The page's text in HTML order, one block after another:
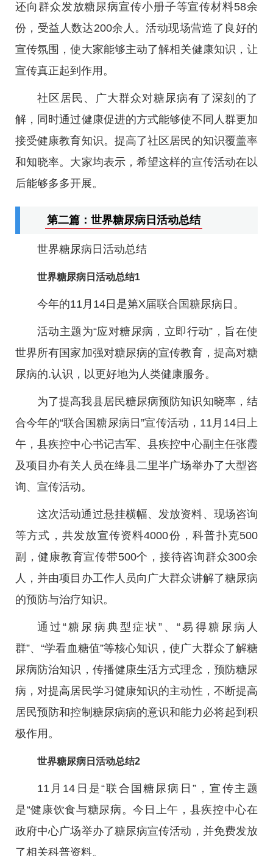
还向群众发放糖尿病宣传小册子等宣传材料58余
份，受益人数达200余人。活动现场营造了良好的
宣传氛围，使大家能够主动了解相关健康知识，让
宣传真正起到作用。
社区居民、广大群众对糖尿病有了深刻的了
解，同时通过健康促进的方式能够使不同人群更加
接受健康教育知识。提高了社区居民的知识覆盖率
和知晓率。大家均表示，希望这样的宣传活动在以
后能够多多开展。
第二篇：世界糖尿病日活动总结
世界糖尿病日活动总结
世界糖尿病日活动总结1
今年的11月14日是第X届联合国糖尿病日。
活动主题为“应对糖尿病，立即行动”，旨在使
世界所有国家加强对糖尿病的宣传教育，提高对糖
尿病的.认识，以更好地为人类健康服务。
为了提高我县居民糖尿病预防知识知晓率，结
合今年的“联合国糖尿病日”宣传活动，11月14日上
午，县疾控中心书记吉军、县疾控中心副主任张霞
及项目办有关人员在绛县二里半广场举办了大型咨
询、宣传活动。
这次活动通过悬挂横幅、发放资料、现场咨询
等方式，共发放宣传资料4000份，科普扑克500
副，健康教育宣传带500个，接待咨询群众300余
人，并由项目办工作人员向广大群众讲解了糖尿病
的预防与治疗知识。
通过“糖尿病典型症状”、“易得糖尿病人
群”、“学看血糖值”等核心知识，使广大群众了解糖
尿病防治知识，传播健康生活方式理念，预防糖尿
病，对提高居民学习健康知识的主动性，不断提高
居民预防和控制糖尿病病的意识和能力必将起到积
极作用。
世界糖尿病日活动总结2
11月14日是“联合国糖尿病日”，宣传主题
是“健康饮食与糖尿病。今日上午，县疾控中心在
政府中心广场举办了糖尿病宣传活动，并免费发放
了相关科普资料。